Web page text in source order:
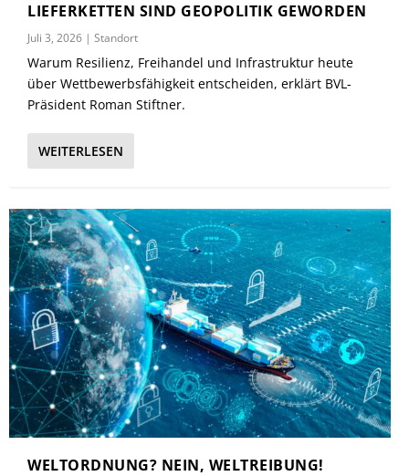
LIEFERKETTEN SIND GEOPOLITIK GEWORDEN
Juli 3, 2026 |Standort
Warum Resilienz, Freihandel und Infrastruktur heute
über Wettbewerbsfähigkeit entscheiden, erklärt BVL-
Präsident Roman Stiftner.
WEITERLESEN
WELTORDNUNG? NEIN, WELTREIBUNG!